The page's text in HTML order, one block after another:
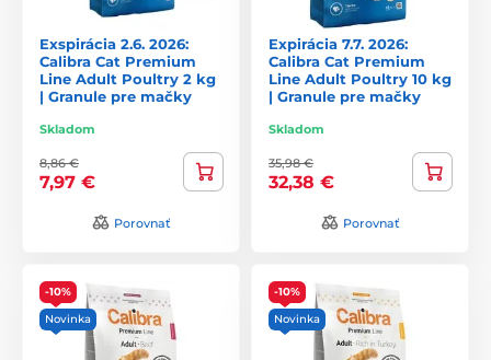
Exspirácia 2.6. 2026:
Calibra Cat Premium
Line Adult Poultry 2 kg
| Granule pre mačky
Skladom
8,86 €
7,97 €
Porovnať
Expirácia 7.7. 2026:
Calibra Cat Premium
Line Adult Poultry 10 kg
| Granule pre mačky
Skladom
35,98 €
32,38 €
Porovnať
-10%
Novinka
-10%
Novinka